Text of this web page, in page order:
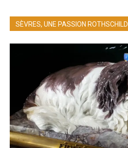
SÈVRES, UNE PASSION ROTHSCHILD